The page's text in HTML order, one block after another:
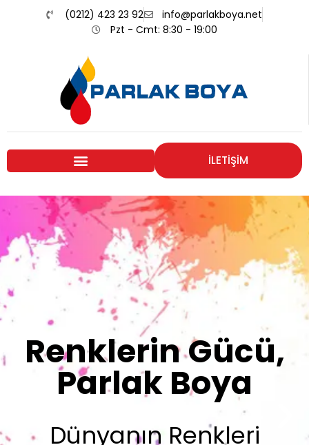
(0212) 423 23 92
info@parlakboya.net
Pzt - Cmt: 8:30 - 19:00
İLETİŞİM
Renklerimiz
Sizin İmzanız
Olsun